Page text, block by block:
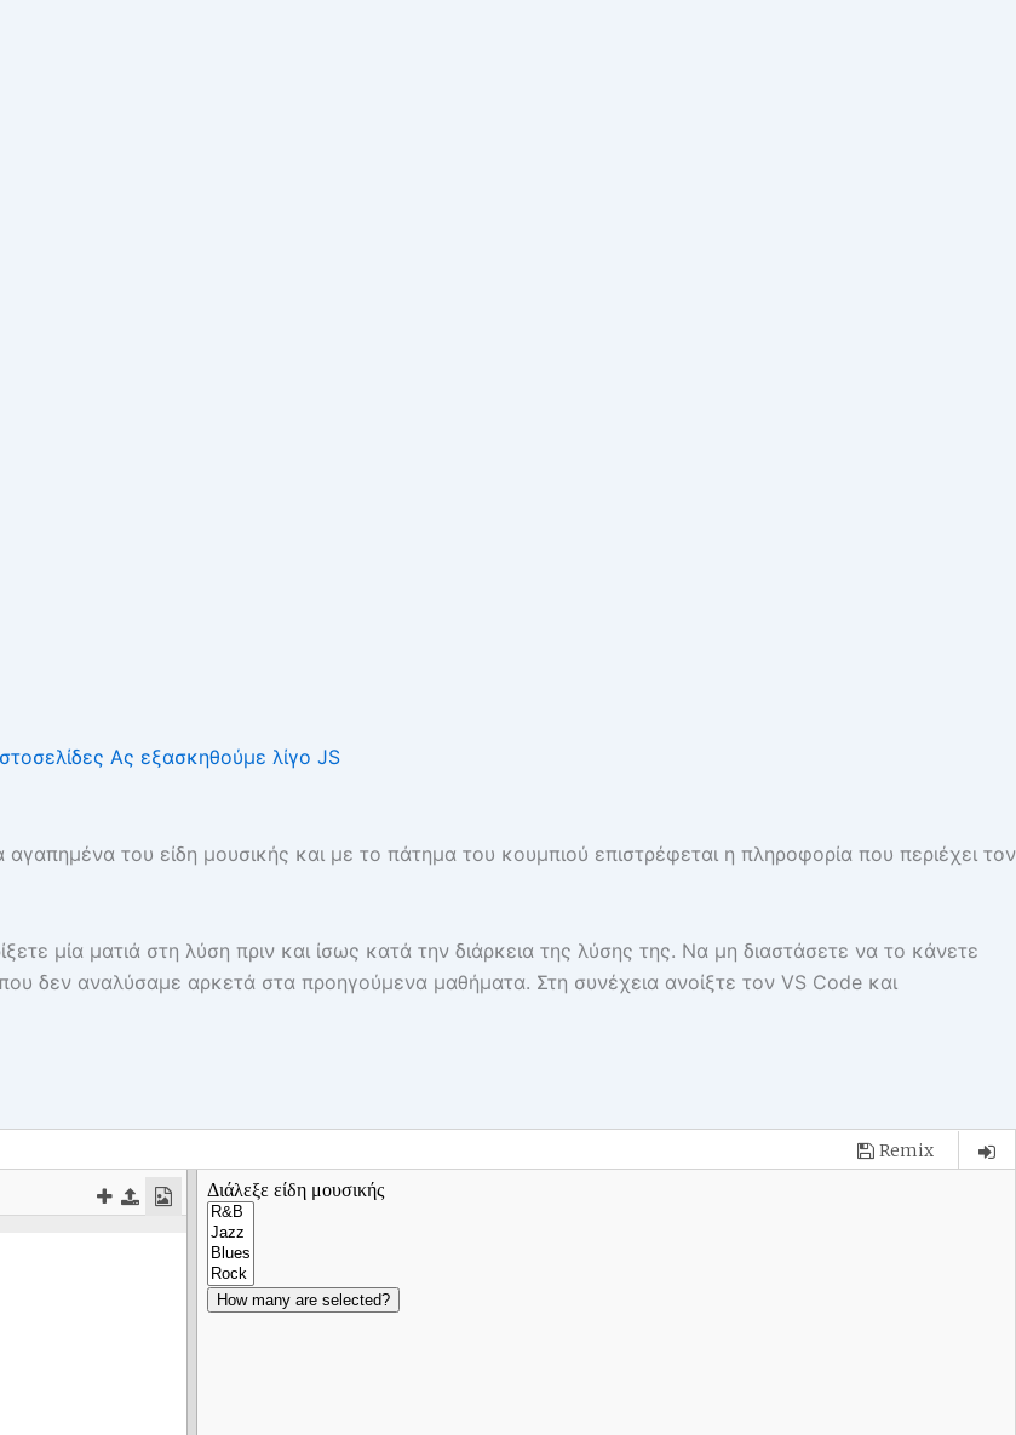
Ας εξασκηθούμε λίγο JS
του είδη μουσικής και με το πάτημα του κουμπιού επιστρέφεται η πληροφορία που περιέχει τον
μία ματιά στη λύση πριν και ίσως κατά την διάρκεια της λύσης της. Να μη διαστάσετε να το κάνετε
δεν αναλύσαμε αρκετά στα προηγούμενα μαθήματα. Στη συνέχεια ανοίξτε τον VS Code και